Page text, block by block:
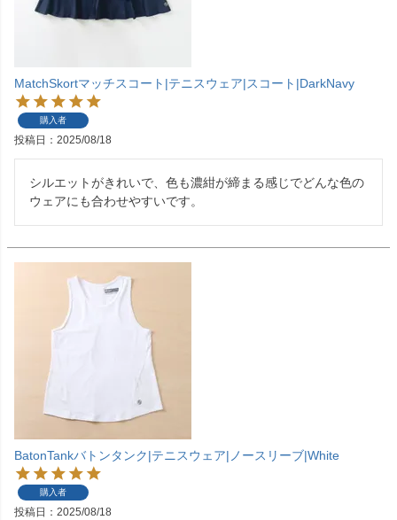
MatchSkortマッチスコート|テニスウェア|スコート|DarkNavy
購入者
投稿日 2025/08/18
シルエットがきれいで、色も濃紺が締まる感じでどんな色の
ウェアにも合わせやすいです。
BatonTankバトンタンク|テニスウェア|ノースリーブ|White
購入者
投稿日 2025/08/18